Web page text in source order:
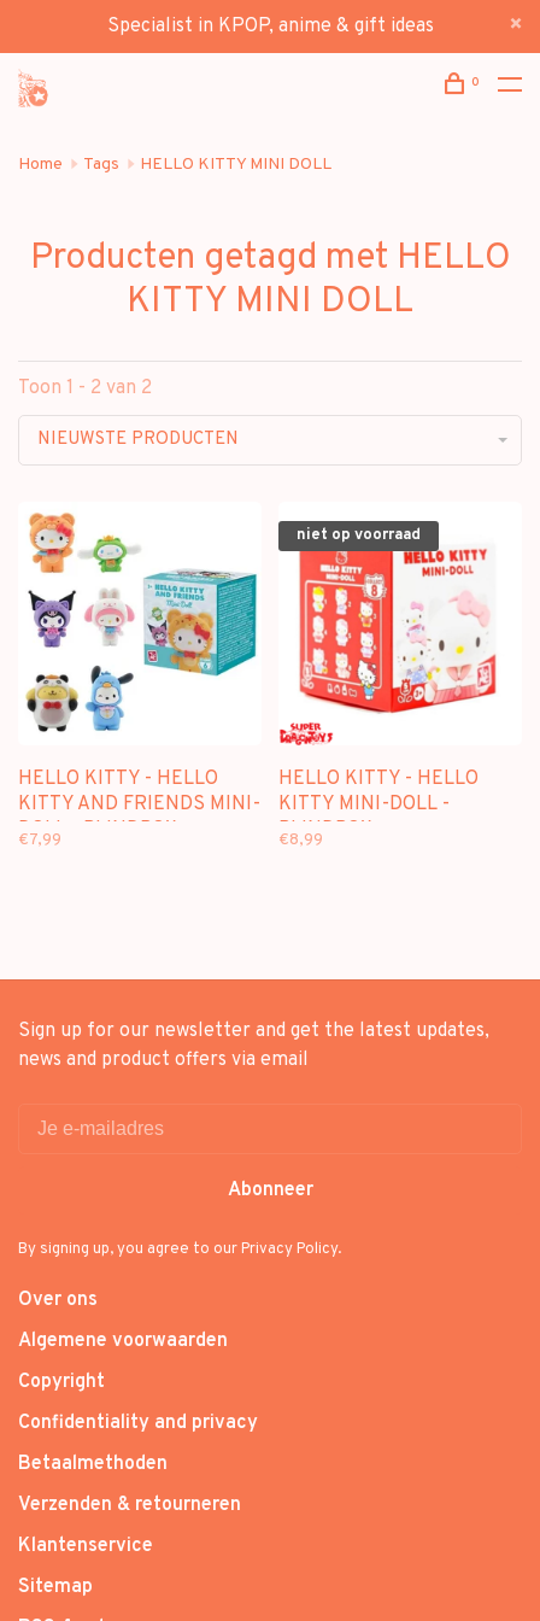
Specialist in KPOP, anime & gift ideas
0
Home Tags HELLO KITTY MINI DOLL
Producten getagd met HELLO
KITTY MINI DOLL
Toon 1 - 2 van 2
NIEUWSTE PRODUCTEN
HELLO KITTY - HELLO
KITTY AND FRIENDS MINI-
DOLL - BLINDBOX
€7,99
niet op voorraad
HELLO KITTY - HELLO
KITTY MINI-DOLL -
BLINDBOX
€8,99
Sign up for our newsletter and get the latest updates,
news and product offers via email
Abonneer
By signing up, you agree to our Privacy Policy.
Over ons
Algemene voorwaarden
Copyright
Confidentiality and privacy
Betaalmethoden
Verzenden & retourneren
Klantenservice
Sitemap